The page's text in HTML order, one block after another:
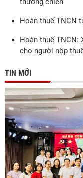
Hoàn thuế TNCN
Hoàn thuế TNCN:
cho người nộp
TIN MỚI